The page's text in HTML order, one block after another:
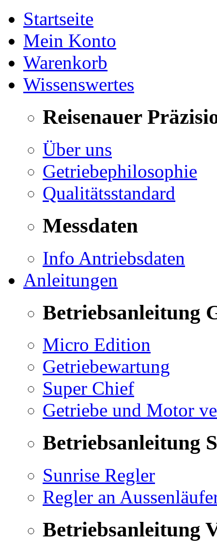
Startseite
Mein Konto
Warenkorb
Wissenswertes
Reisenauer
Über uns
Getriebephilosophie
Qualitätsstandard
Messdaten
Info Antriebsdaten
Anleitungen
Betriebsanleitung
Micro Edition
Getriebewartung
Super Chief
Getriebe und Motor
Betriebsanleitung
Sunrise Regler
Regler an
Betriebsanleitung